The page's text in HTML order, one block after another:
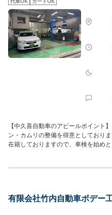
【中久喜自動車のアピールポイント
ン・カムリの整備を得意としており
在籍しておりますので、車検を始め
号線から1本入ったところにござい
有限会社竹内自動車ボデー